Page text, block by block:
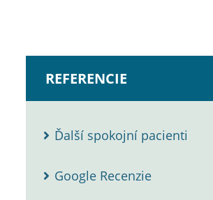
REFERENCIE
Ďalší spokojní pacienti
Google Recenzie